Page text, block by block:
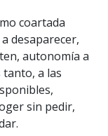
coartada
desaparecer,
autonomía a
a las
sin pedir,